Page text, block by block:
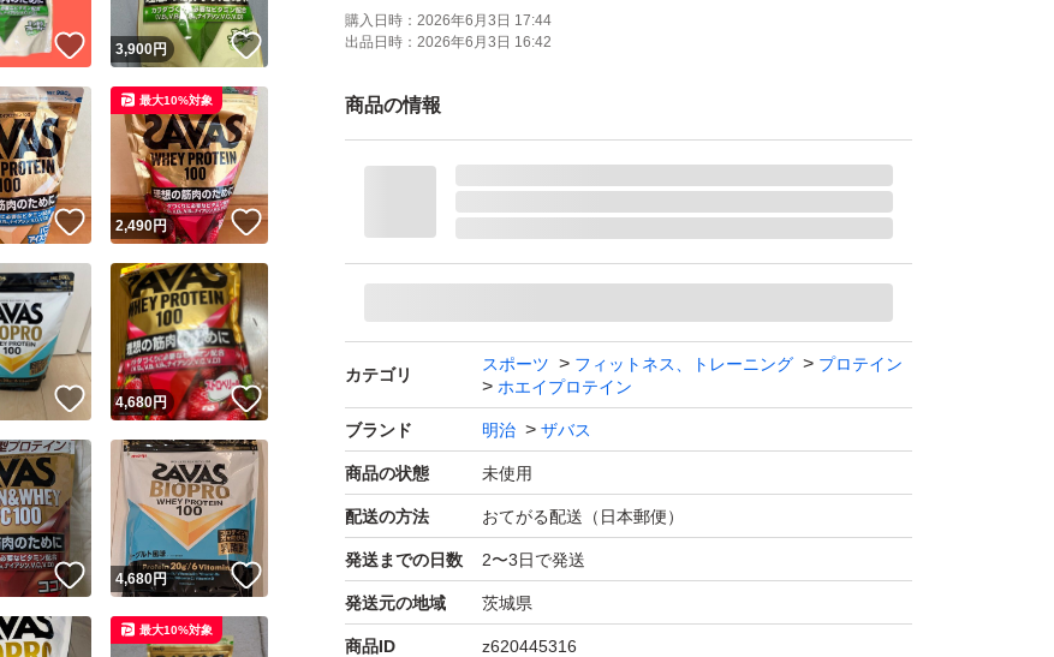
開封時にカッターやハサミ等を使用されるる場合は、
十分にお気をつけ下さい。
ご理解の上ご購入をお願いします。
自宅保管のため、神経質な方または完璧な品質を求める方は購
入をご遠慮ください。
ザバス ホエイプロテイン100 すっきりフルーティー風味 700g × 1
ブランド：明治 ザバス
プロテイン剤形、タイプ：粉末
たんぱく質含有率：71.4 %
容量（g）：700.0 g
販売単位：1.0 セット
購入日時： 2026年6月3日 17:44
出品日時： 2026年6月3日 16:42
商品の情報
カテゴリ
スポーツ フィットネス、トレーニング
プロテイン
ホエイプロテイン
ブランド 明治 ザバス
商品の状態 未使用
配送の方法 おてがる配送（日本郵便）
発送までの日数 2〜3日で発送
発送元の地域 茨城県
商品ID z620445316
いいね！
3,900円
いいね！
2,490円 いいね！
最大10%対象
いいね！
4,680円 いいね！
いいね！
4,680円
最大10%対象